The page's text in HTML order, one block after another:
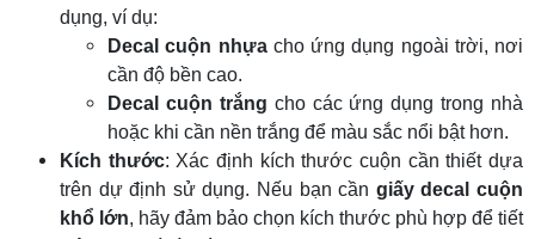
dụng, ví dụ:
Decal cuộn nhựacho ứng dụng ngoài trời, nơi
cần độ bền cao.
Decal cuộn trắng cho các ứng dụng trong nhà
hoặc khi cần nền trắng để màu sắc nổi bật hơn.
Kích thước: Xác định kích thước cuộn cần thiết dựa
trên dự định sử dụng. Nếu bạn cần giấy decal cuộn
khổ lớn, hãy đảm bảo chọn kích thước phù hợp để tiết